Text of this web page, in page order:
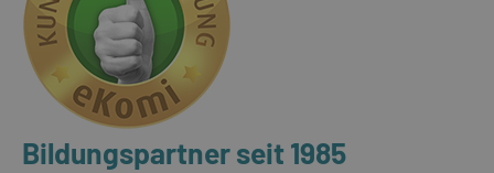
Bildungspartner seit 1985